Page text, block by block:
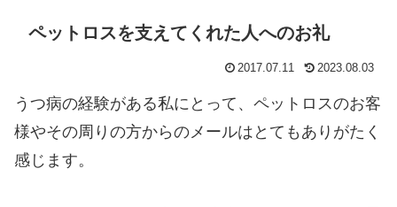
ペットロスを支えてくれた人へのお礼
2017.07.11 2023.08.03
うつ病の経験がある私にとって、ペットロスのお客
様やその周りの方からのメールはとてもありがたく
感じます。